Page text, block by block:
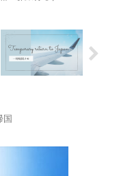
国